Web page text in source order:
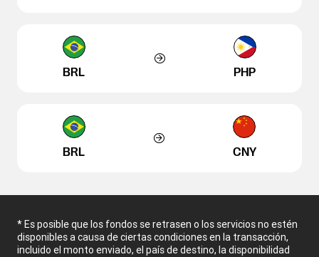
BRL PHP
BRL CNY
* Es posible que los fondos se retrasen o los servicios no estén
disponibles a causa de ciertas condiciones en la transacción,
incluido el monto enviado, el país de destino, la disponibilidad